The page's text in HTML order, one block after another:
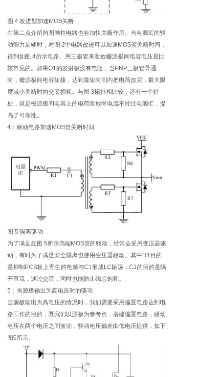
图 4 改进型加速MOS关断
在第二点介绍的图腾柱电路也有加快关断作用。当电源IC的驱
动能力足够时，对图 2中电路改进可以加速MOS管关断时间，
得到如图 4所示电路。用三极管来泄放栅源极间电容电压是比
较常见的。如果Q1的发射极没有电阻，当PNP三极管导通
时，栅源极间电容短接，达到最短时间内把电荷放完，最大限
度减小关断时的交叉损耗。与图 3拓扑相比较，还有一个好
处，就是栅源极间电容上的电荷泄放时电流不经过电源IC，提
高了可靠性。
4：驱动电路加速MOS管关断时间
图 5 隔离驱动
为了满足如图 5所示高端MOS管的驱动，经常会采用变压器驱
动，有时为了满足安全隔离也使用变压器驱动。其中R1目的
是抑制PCB板上寄生的电感与C1形成LC振荡，C1的目的是隔
开直流，通过交流，同时也能防止磁芯饱和。
5：当源极输出为高电压时的驱动
当源极输出为高电压的情况时，我们需要采用偏置电路达到电
路工作的目的，既我们以源极为参考点，搭建偏置电路，驱动
电压在两个电压之间波动，驱动电压偏差由低电压提供，如下
图6所示。